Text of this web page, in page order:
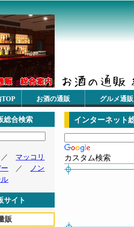
TOP お酒の通販 グルメ通販
インターネット
カスタム検索
総合検索
マッコリ
／
ノン
サイト
販